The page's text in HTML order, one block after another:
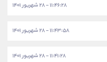
۱۱:۴۶:۲۸ - ۲۸ شهریور ۱۴۰۱
۱۱:۴۳:۵۸ - ۲۸ شهریور ۱۴۰۱
۱۱:۴۱:۲۸ - ۲۸ شهریور ۱۴۰۱